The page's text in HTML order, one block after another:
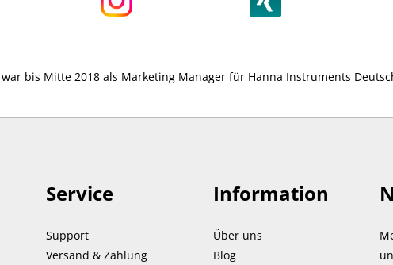
bis Mitte 2018 als Marketing Manager für Hanna Instruments
Service
Support
Versand & Zahlung
Information
Über uns
Blog